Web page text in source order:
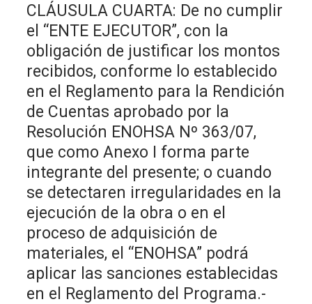
CLÁUSULA CUARTA: De no cumplir
el “ENTE EJECUTOR”, con la
obligación de justificar los montos
recibidos, conforme lo establecido
en el Reglamento para la Rendición
de Cuentas aprobado por la
Resolución ENOHSA Nº 363/07,
que como Anexo I forma parte
integrante del presente; o cuando
se detectaren irregularidades en la
ejecución de la obra o en el
proceso de adquisición de
materiales, el “ENOHSA” podrá
aplicar las sanciones establecidas
en el Reglamento del Programa.-